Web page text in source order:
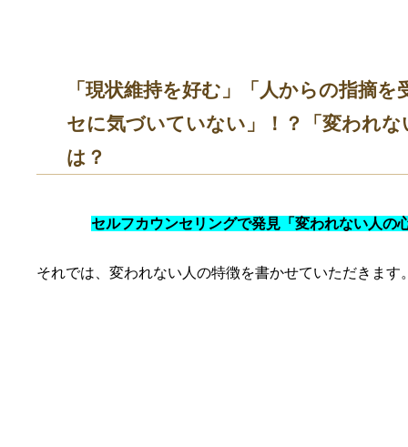
「現状維持を好む」「人からの指摘
セに気づいていない」！？「変われ
は？
セルフカウンセリングで発見「変われない人の
それでは、変われない人の特徴を書かせていただきます